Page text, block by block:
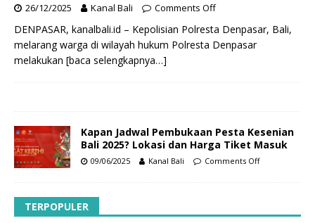
26/12/2025 Kanal Bali Comments Off
DENPASAR, kanalbali.id – Kepolisian Polresta Denpasar, Bali,
melarang warga di wilayah hukum Polresta Denpasar
melakukan [baca selengkapnya…]
Kapan Jadwal Pembukaan Pesta Kesenian
Bali 2025? Lokasi dan Harga Tiket Masuk
09/06/2025 Kanal Bali Comments Off
TERPOPULER